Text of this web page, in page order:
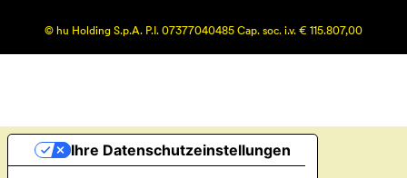
© hu Holding S.p.A. P.I. 07377040485 Cap. soc. i.v. € 115.807,00
Ihre Datenschutzeinstellungen